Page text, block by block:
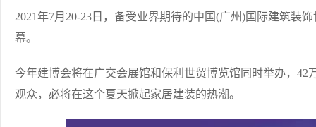
2021年7月20-23日，备受业界期待的中国(广州)国际建筑装
幕。
今年建博会将在广交会展馆和保利世贸博览馆同时举办，42
观众，必将在这个夏天掀起家居建装的热潮。